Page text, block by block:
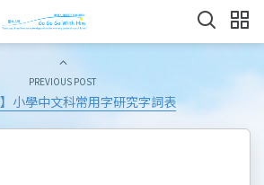
PREVIOUS POST
】小學中文科常用字研究字詞表